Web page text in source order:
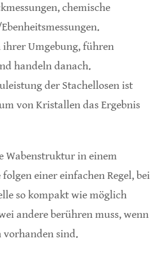
chemische
ihrer Umgebung, führen
handeln danach.
der Stachellosen ist
von Kristallen das Ergebnis
Wabenstruktur in einem
einer einfachen Regel, bei
so kompakt wie möglich
andere berühren muss, wenn
vorhanden sind.